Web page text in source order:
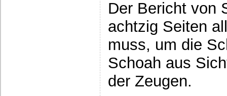
Der Bericht von
achtzig Seiten
muss, um die
Schoah aus
der Zeugen.